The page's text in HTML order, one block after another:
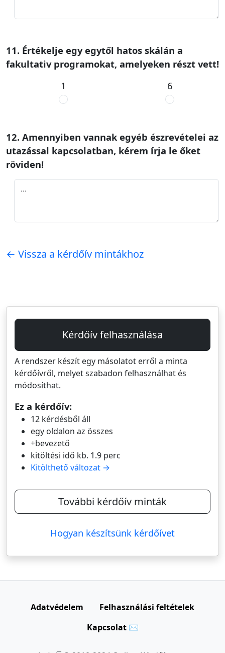
11. Értékelje egy egytől hatos skálán a
fakultativ programokat, amelyeken részt vett!
1
6
12. Amennyiben vannak egyéb észrevételei az
utazással kapcsolatban, kérem írja le őket
röviden!
← Vissza a kérdőív mintákhoz
Kérdőív felhasználása
A rendszer készít egy másolatot erről a minta
kérdőívről, melyet szabadon felhasználhat és
módosíthat.
Ez a kérdőív:
12 kérdésből áll
egy oldalon az összes
+bevezető
kitöltési idő kb. 1.9 perc
Kitölthető változat →
További kérdőív minták
Hogyan készítsünk kérdőívet
Adatvédelem
Felhasználási feltételek
Kapcsolat ✉